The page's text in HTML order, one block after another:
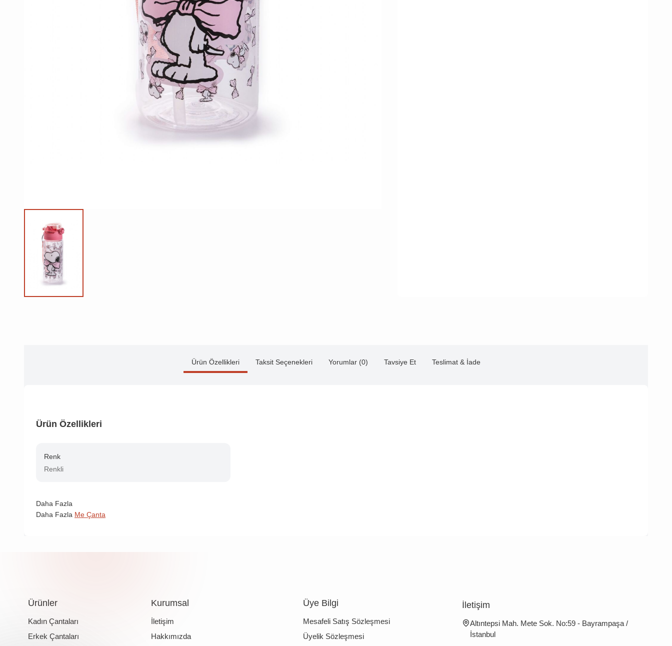
Ürün Özellikleri Taksit Seçenekleri Yorumlar (0) Tavsiye Et Teslimat & İade
Ürün Özellikleri
Renk
Renkli
Daha Fazla
Daha Fazla Me Çanta
Ürünler
Kadın Çantaları
Erkek Çantaları
Kurumsal
İletişim
Hakkımızda
Üye Bilgi
Mesafeli Satış Sözleşmesi
Üyelik Sözleşmesi
İletişim
Altıntepsi Mah. Mete Sok. No:59 - Bayrampaşa /
İstanbul